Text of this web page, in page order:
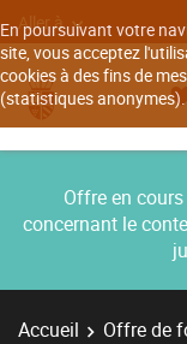
En poursuivant votre
site, vous acceptez
cookies à des fins de
(statistiques anonymes).
Aller à
Offre en
concernant le
Accueil Offre de